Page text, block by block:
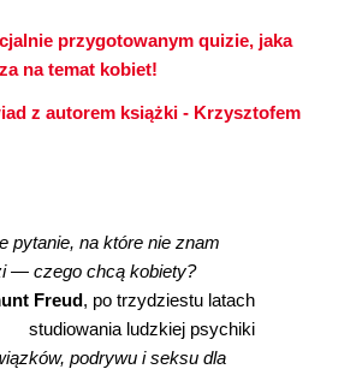
przygotowanym quizie, jaka
na temat kobiet!
z autorem książki - Krzysztofem
pytanie, na które nie znam
— czego chcą kobiety?
Freud, po trzydziestu latach
studiowania ludzkiej psychiki
podrywu i seksu dla